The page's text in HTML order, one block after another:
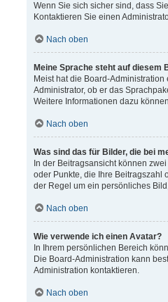
Wenn Sie sich sicher sind, dass
Kontaktieren Sie einen
Nach oben
Meine Sprache steht auf diesem
Meist hat die Board-
Administrator, ob er das
Weitere Informationen dazu
Nach oben
Was sind das für Bilder, die bei
In der Beitragsansicht können
oder Punkte, die Ihre Beitragszahl
der Regel um ein persönliches
Nach oben
Wie verwende ich einen Avatar?
In Ihrem persönlichen Bereich
Die Board-Administration kann
Administration kontaktieren.
Nach oben